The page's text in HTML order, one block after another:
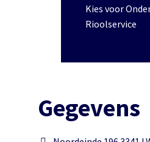
Kies voor
Rioolservice
Gegevens